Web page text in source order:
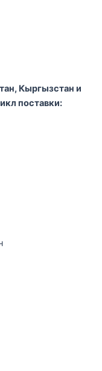
Кыргызстан и
поставки: